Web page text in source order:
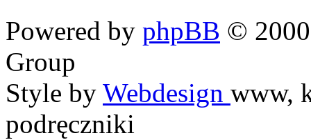
Powered by phpBB ©
Group
Style by Webdesign www,
podręczniki